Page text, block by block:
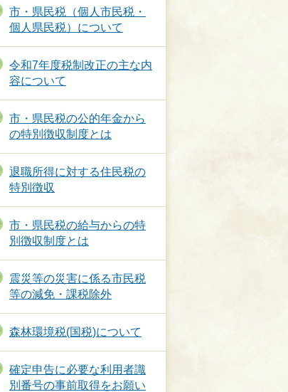
市・県民税（個人市民税・
個人県民税）について
令和7年度税制改正の主な内
容について
市・県民税の公的年金から
の特別徴収制度とは
退職所得に対する住民税の
特別徴収
市・県民税の給与からの特
別徴収制度とは
震災等の災害に係る市民税
等の減免・課税除外
森林環境税(国税)について
確定申告に必要な利用者識
別番号の事前取得をお願い